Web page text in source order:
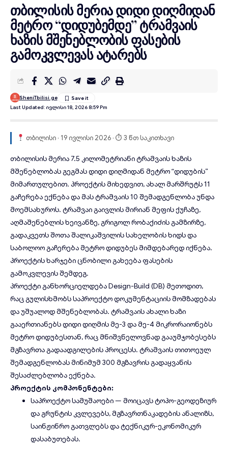
თბილისის მერია დიდი დიღმიდან
მეტრო “დიდუბემდე” ტრამვაის
ხაზის მშენებლობის ფასების
გამოკვლევას ატარებს
Last Updated: Ივლისი 18, 2026 8:59 Pm
SheniTbilisi.ge
თბილისი · 19 ივლისი 2026 · ⏱ 3 წთ საკითხავი
თბილისის მერია 7.5 კილომეტრიანიტრამვაის ხაზის
მშენებლობას გეგმას დიდი დიღმიდან მეტრო “დიდუბის”
მიმართულებით. პროექტის მიხედვით, ახალ მარშრუტს 11
გაჩერება ექნება და მასტრამვაის10 შემადგენლობა უნდა
მოემსახუროს. ტრამვაი გაივლის მირიან მეფის ქუჩაზე,
აღმაშენებლის ხეივანზე, გრიგოლ რობაქიძის გამზირზე,
გადაკვეთს შოთა შალიკაშვილის სახელობის ხიდს და
საბოლოო გაჩერება მეტრო დიდუბეს მიმდებარედ იქნება.
პროექტის ხარჯები ცნობილი გახეება ფასების
გამოკვლევის შემდეგ.
პროექტი განხორციელდება Design-Build (DB) მეთოდით,
რაც გულისხმობს საპროექტო დოკუმენტაციის მომზადებას
და უშუალოდ მშენებლობას. ტრამვაის ახალი ხაზი
გააერთიანებს დიდი დიღმის მე-3 და მე-4 მიკრორაიონებს
მეტრო დიდუბესთან, რაც მნიშვნელოვნად გააუმჯობესებს
მგზავრთა გადაადგილების პროცესს. ტრამვაის თითოეულ
შემადგენლობას მინიმუმ 300 მგზავრის გადაყვანის
შესაძლებლობა ექნება.
პროექტის კომპონენტები:
საპროექტო სამუშაოები — მოიცავს ტოპო-გეოდეზიურ
და გრუნტის კვლევებს, მგზავრთნაკადების ანალიზს,
საინჟინრო გათვლებს და ტექნიკურ-ეკონომიკურ
დასაბუთებას.